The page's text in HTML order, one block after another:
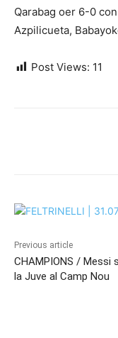
Qarabag oer 6-0
Azpilicueta,
Post Views: 11
Previous article
CHAMPIONS / Messi
la Juve al Camp Nou